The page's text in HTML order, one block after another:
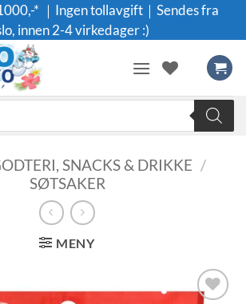
* ｜Ingen tollavgift｜Sendes fra
innen 2-4 virkedager :)
SNACKS & DRIKKE /
SØTSAKER
MENY